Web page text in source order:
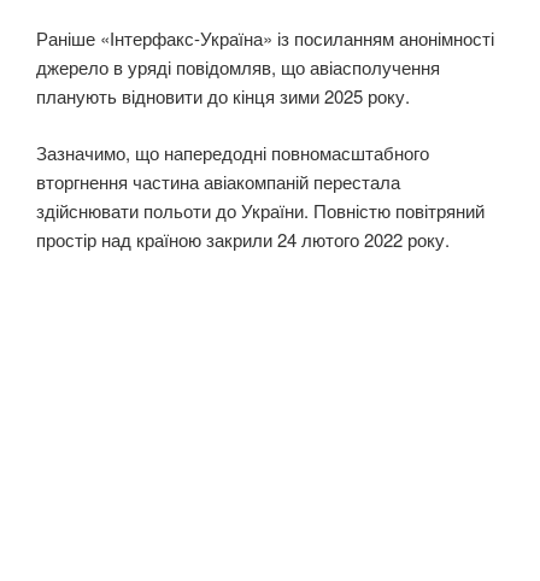
Раніше «Інтерфакс-Україна» із посиланням анонімності
джерело в уряді повідомляв, що авіасполучення
планують відновити до кінця зими 2025 року.
Зазначимо, що напередодні повномасштабного
вторгнення частина авіакомпаній перестала
здійснювати польоти до України. Повністю повітряний
простір над країною закрили 24 лютого 2022 року.